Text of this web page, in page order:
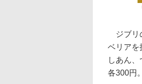
ジブリ
ベリアを
しあん
各300円。